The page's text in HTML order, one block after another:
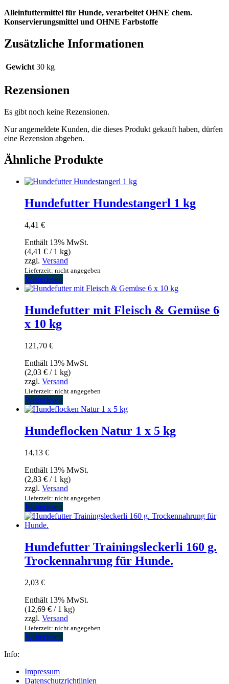
Alleinfuttermittel für Hunde, verarbeitet OHNE chem.
Konservierungsmittel und OHNE Farbstoffe
Zusätzliche Informationen
Gewicht 30 kg
Rezensionen
Es gibt noch keine Rezensionen.
Nur angemeldete Kunden, die dieses Produkt gekauft haben, dürfen
eine Rezension abgeben.
Ähnliche Produkte
Hundefutter Hundestangerl 1 kg
4,41 €
Enthält 13% MwSt.
(4,41 € / 1 kg)
zzgl. Versand
Lieferzeit: nicht angegeben
Weiterlesen
Hundefutter mit Fleisch & Gemüse 6
x 10 kg
121,70 €
Enthält 13% MwSt.
(2,03 € / 1 kg)
zzgl. Versand
Lieferzeit: nicht angegeben
Weiterlesen
Hundeflocken Natur 1 x 5 kg
14,13 €
Enthält 13% MwSt.
(2,83 € / 1 kg)
zzgl. Versand
Lieferzeit: nicht angegeben
Weiterlesen
Hundefutter Trainingsleckerli 160 g.
Trockennahrung für Hunde.
2,03 €
Enthält 13% MwSt.
(12,69 € / 1 kg)
zzgl. Versand
Lieferzeit: nicht angegeben
Weiterlesen
Info:
Impressum
Datenschutzrichtlinien